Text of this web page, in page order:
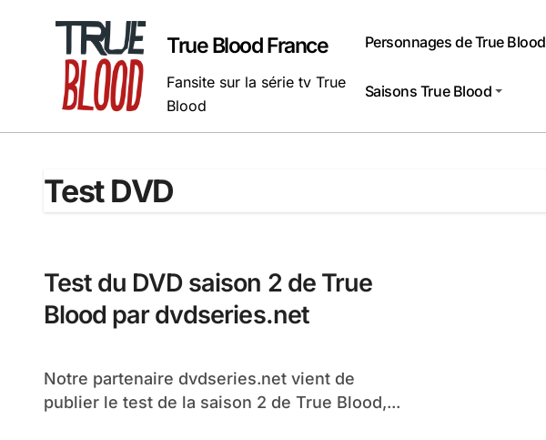
True Blood France
Fansite sur la série tv True
Blood
Personnages de True Blood
Saisons True Blood
Test DVD
Test du DVD saison 2 de True
Blood par dvdseries.net
Notre partenaire dvdseries.net vient de
publier le test de la saison 2 de True Blood,...